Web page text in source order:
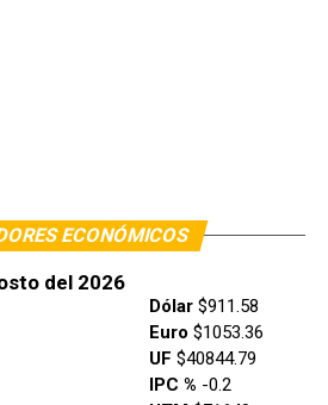
ECONÓMICOS
del 2026
Dólar$911.58
Euro $1053.36
UF $40844.79
IPC % -0.2